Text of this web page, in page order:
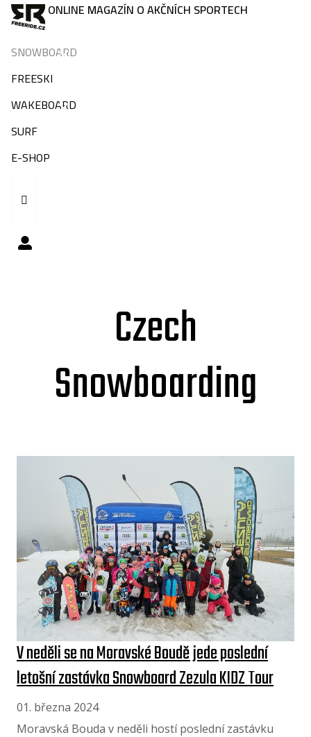
ONLINE MAGAZÍN O AKČNÍCH SPORTECH
SNOWBOARD
FREESKI
WAKEBOARD
SURF
E-SHOP
Czech
Snowboarding
V neděli se na Moravské Boudě jede poslední
letošní zastávka Snowboard Zezula KIDZ Tour
01. března 2024
Moravská Bouda v neděli hostí poslední zastávku